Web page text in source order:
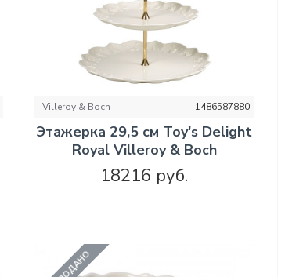
Villeroy & Boch 1486587880
Этажерка 29,5 см Toy's Delight
Royal Villeroy & Boch
18216 руб.